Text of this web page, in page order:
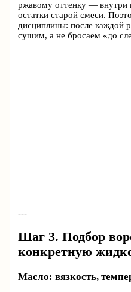
ржавому оттенку — внутри
остатки старой смеси.
дисциплины: после каждой
сушим, а не бросаем «до
---
Шаг 3. Подбор
конкретную
Масло: вязкость,